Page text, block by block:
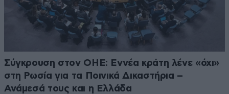
Σύγκρουση στον ΟΗΕ: Εννέα κράτη λένε «όχι»
στη Ρωσία για τα Ποινικά Δικαστήρια –
Ανάμεσά τους και η Ελλάδα